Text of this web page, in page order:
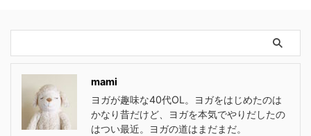
mami
ヨガが趣味な40代OL。ヨガをはじめたのは
かなり昔だけど、ヨガを本気でやりだしたの
はつい最近。ヨガの道はまだまだ。